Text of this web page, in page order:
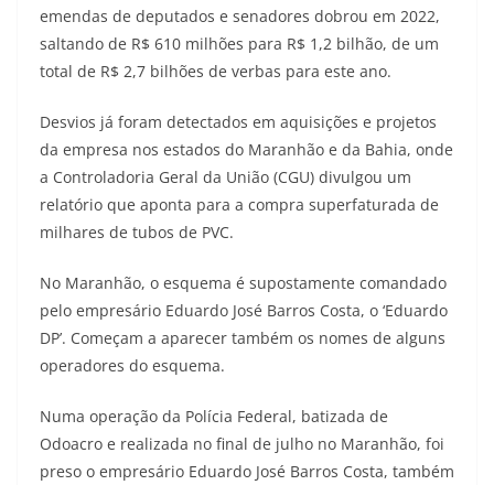
emendas de deputados e senadores dobrou em 2022,
saltando de R$ 610 milhões para R$ 1,2 bilhão, de um
total de R$ 2,7 bilhões de verbas para este ano.
Desvios já foram detectados em aquisições e projetos
da empresa nos estados do Maranhão e da Bahia, onde
a Controladoria Geral da União (CGU) divulgou um
relatório que aponta para a compra superfaturada de
milhares de tubos de PVC.
No Maranhão, o esquema é supostamente comandado
pelo empresário Eduardo José Barros Costa, o ‘Eduardo
DP’. Começam a aparecer também os nomes de alguns
operadores do esquema.
Numa operação da Polícia Federal, batizada de
Odoacro e realizada no final de julho no Maranhão, foi
preso o empresário Eduardo José Barros Costa, também